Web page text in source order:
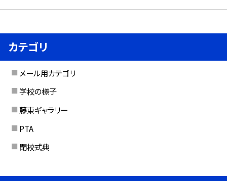
カテゴリ
メール用カテゴリ
学校の様子
藤東ギャラリー
PTA
閉校式典